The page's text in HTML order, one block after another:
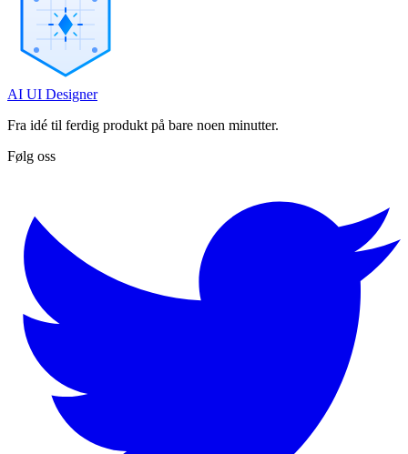
AI UI Designer
Fra idé til ferdig produkt på bare noen minutter.
Følg oss